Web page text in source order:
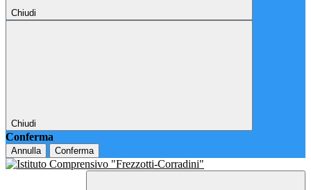
Chiudi
Chiudi
Conferma
Annulla Conferma